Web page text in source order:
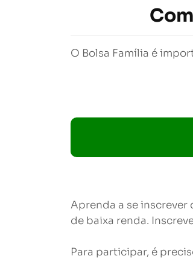
O Bolsa Família é
Aprenda a se
de baixa renda.
Para participar, é